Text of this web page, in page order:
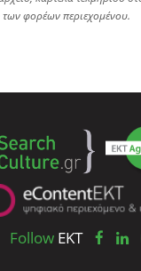
των φορέων περιεχομένου.
Follow EKT